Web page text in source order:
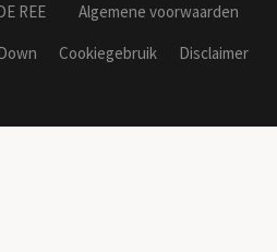
REE
Algemene voorwaarden
Cookiegebruik
Disclaimer